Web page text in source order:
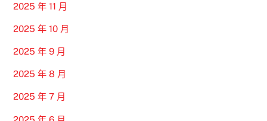
2025 年 11 月
2025 年 10 月
2025 年 9 月
2025 年 8 月
2025 年 7 月